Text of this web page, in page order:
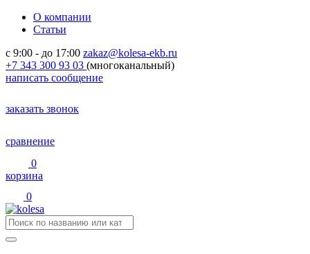
О компании
Статьи
с 9:00 - до 17:00 zakaz@kolesa-ekb.ru
+7 343 300 93 03 (многоканальный)
написать сообщение
заказать звонок
сравнение
0
корзина
0